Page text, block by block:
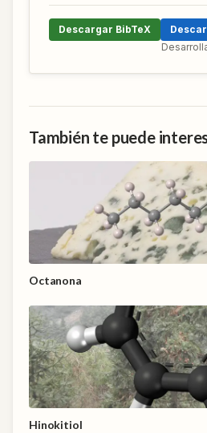
Descargar BibTeX
También te puede
Octanona
Hinokitiol